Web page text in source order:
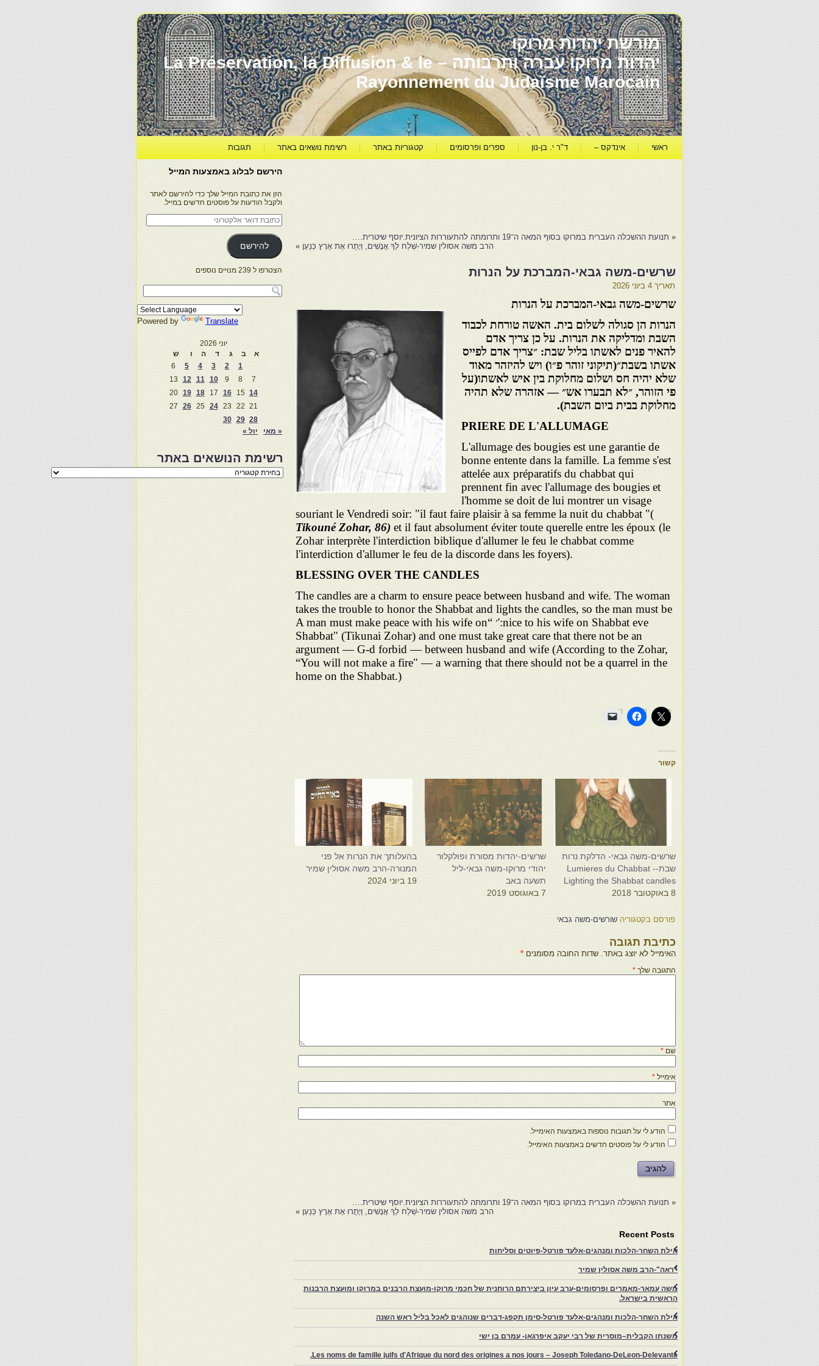
מורשת יהדות מרוקו
יהדות מרוקו עברה ותרבותה – La Préservation, la Diffusion & le
Rayonnement du Judaïsme Marocain
ראשי אינדקס – ד"ר י. בן-נון ספרים ופרסומים קטגוריות באתר רשימת נושאים באתר תגובות
« תנועת ההשכלה העברית במרוקו בסוף המאה ה־19 ותרומתה להתעוררות הציונית.יוסף שיטרית.…
הרב משה אסולין שמיר-שְׁלַח לְךָ אֲנָשִׁים, וְיָתֻרוּ אֶת אֶרֶץ כְּנַעַן »
שרשים-משה גבאי-המברכת על הנרות
תאריך 4 ביוני 2026
שרשים-משה גבאי-המברכת על הנרות
הנרות הן סגולה לשלום בית. האשה טורחת לכבוד
השבת ומדליקה את הנרות. על כן צריך אדם
להאיר פנים לאשתו בליל שבת: ״צריך אדם לפייס
אשתו בשבת״(תיקוני זוהר פ״ו) ויש להיזהר מאוד
שלא יהיה חס ושלום מחלוקת בין איש לאשתו(על
פי הזוהר, ״לא תבערו אש״ — אזהרה שלא תהיה
מחלוקת בבית ביום השבת).
PRIERE DE L'ALLUMAGE
L'allumage des bougies est une garantie de
bonne entente dans la famille. La femme s'est
attelée aux préparatifs du chabbat qui
prennent fin avec l'allumage des bougies et
l'homme se doit de lui montrer un visage
souriant le Vendredi soir: "il faut faire plaisir à sa femme la nuit du chabbat "(
Tikouné Zohar, 86) et il faut absolument éviter toute querelle entre les époux (le
Zohar interprète l'interdiction biblique d'allumer le feu le chabbat comme
l'interdiction d'allumer le feu de la discorde dans les foyers).
BLESSING OVER THE CANDLES
The candles are a charm to ensure peace between husband and wife. The woman
takes the trouble to honor the Shabbat and lights the candles, so the man must be
nice to his wife on Shabbat eve:'׳ “A man must make peace with his wife on
Shabbat" (Tikunai Zohar) and one must take great care that there not be an
argument — G-d forbid — between husband and wife (According to the Zohar,
“You will not make a fire" — a warning that there should not be a quarrel in the
home on the Shabbat.)
קשור
שרשים-משה גבאי- הדלקת נרות
שבת-Lumieres du Chabbat -
Lighting the Shabbat candles
8 באוקטובר 2018
שרשים-יהדות מסורת ופולקלור
יהודי מרוקו-משה גבאי-ליל
תשעה באב
7 באוגוסט 2019
בהעלותך את הנרות אל פני
המנורה-הרב משה אסולין שמיר
19 ביוני 2024
פורסם בקטגוריה שורשים-משה גבאי
כתיבת תגובה
האימייל לא יוצג באתר. שדות החובה מסומנים *
התגובה שלך *
שם *
אימייל *
אתר
הודע לי על תגובות נוספות באמצעות האימייל.
הודע לי על פוסטים חדשים באמצעות האימייל.
« תנועת ההשכלה העברית במרוקו בסוף המאה ה־19 ותרומתה להתעוררות הציונית.יוסף שיטרית.…
הרב משה אסולין שמיר-שְׁלַח לְךָ אֲנָשִׁים, וְיָתֻרוּ אֶת אֶרֶץ כְּנַעַן »
Recent Posts
אילת השחר-הלכות ומנהגים-אלעד פורטל-פיוטים וסליחות
"ראה"-הרב משה אסולין שמיר
משה עמאר-מאמרים ופרסומים-ערב עיון ביצירתם הרוחנית של חכמי מרוקו-מועצת הרבנים במרוקו ומועצת הרבנות
הראשית בישראל.
אילת השחר-הלכות ומנהגים-אלעד פורטל-סימן תקפג-דברים שנוהגים לאכל בליל ראש השנה
משנתו הקבלית–מוסרית של רבי יעקב איפרגאן- עמרם בן ישי
Les noms de famille juifs d'Afrique du nord des origines a nos jours – Joseph Toledano-DeLeon-Delevante.
הירשם לבלוג באמצעות המייל
הזן את כתובת המייל שלך כדי להירשם לאתר
ולקבל הודעות על פוסטים חדשים במייל.
כתובת
דואר
אלקטרוני
להירשם
הצטרפו ל 239 מנויים נוספים
Powered by Translate
יוני 2026
א
ב ג ד ה ו
ש
1
2
3
4
5
6
7
8
9
10
11
12
13
14
15
16
17
18
19
20
21
22
23
24
25
26
27
28
29
30
« מאי
יול »
רשימת הנושאים באתר
רשימת
הנושאים